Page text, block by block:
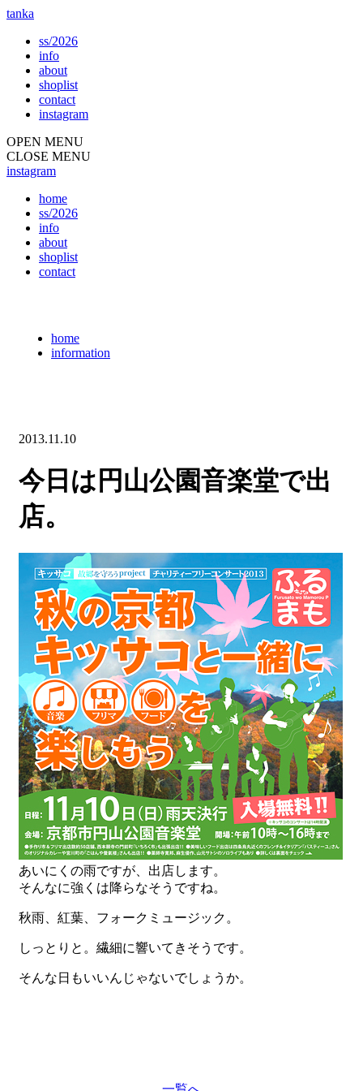
tanka
ss/2026
info
about
shoplist
contact
instagram
OPEN MENU
CLOSE MENU
instagram
home
ss/2026
info
about
shoplist
contact
home
information
2013.11.10
今日は円山公園音楽堂で出
店。
あいにくの雨ですが、出店します。
そんなに強くは降らなそうですね。
秋雨、紅葉、フォークミュージック。
しっとりと。繊細に響いてきそうです。
そんな日もいいんじゃないでしょうか。